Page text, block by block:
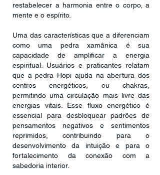
restabelecer a harmonia entre o corpo, a
mente e o espírito.
Uma das características que a diferenciam
como uma pedra xamânica é sua
capacidade de amplificar a energia
espiritual. Usuários e praticantes relatam
que a pedra Hopi ajuda na abertura dos
centros energéticos, ou chakras,
permitindo uma circulação mais livre das
energias vitais. Esse fluxo energético é
essencial para desbloquear padrões de
pensamentos negativos e sentimentos
reprimidos, contribuindo para o
desenvolvimento da intuição e para o
fortalecimento da conexão com a
sabedoria interior.